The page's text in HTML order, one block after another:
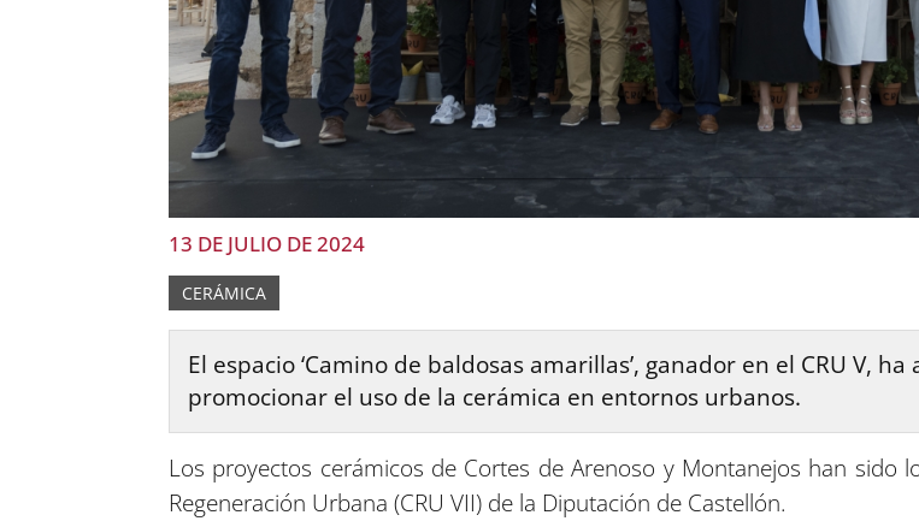
13 DE JULIO DE 2024
CERÁMICA
El espacio ‘Camino de baldosas amarillas’, ganador en el CRU V,
promocionar el uso de la cerámica en entornos urbanos.
Los proyectos cerámicos de Cortes de Arenoso y Montanejos han sido
Regeneración Urbana (CRU VII) de la Diputación de Castellón.